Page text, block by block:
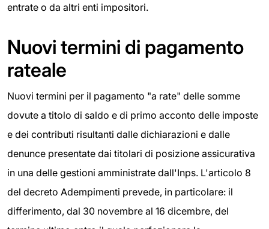
entrate o da altri enti impositori.
Nuovi termini di pagamento
rateale
Nuovi termini per il pagamento "a rate" delle somme
dovute a titolo di saldo e di primo acconto delle imposte
e dei contributi risultanti dalle dichiarazioni e dalle
denunce presentate dai titolari di posizione assicurativa
in una delle gestioni amministrate dall'Inps. L'articolo 8
del decreto Adempimenti prevede, in particolare: il
differimento, dal 30 novembre al 16 dicembre, del